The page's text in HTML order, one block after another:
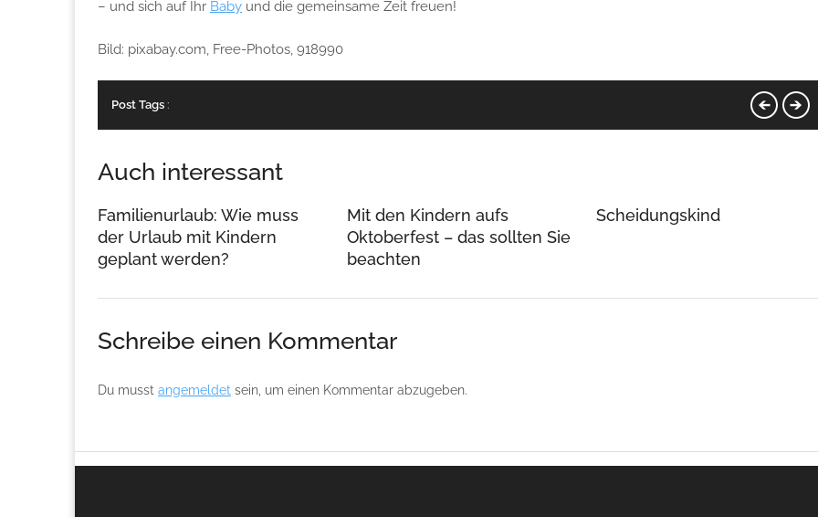
– und sich auf Ihr Baby und die gemeinsame Zeit freuen!
Bild: pixabay.com, Free-Photos, 918990
Post Tags :
Auch interessant
Familienurlaub: Wie muss
der Urlaub mit Kindern
geplant werden?
Mit den Kindern aufs
Oktoberfest – das sollten Sie
beachten
Scheidungskind
Schreibe einen Kommentar
Du musst angemeldet sein, um einen Kommentar abzugeben.